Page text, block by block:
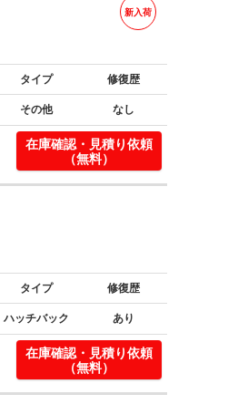
新入荷
タイプ 修復歴
その他 なし
在庫確認・見積り依頼
（無料）
タイプ 修復歴
ハッチバック あり
在庫確認・見積り依頼
（無料）